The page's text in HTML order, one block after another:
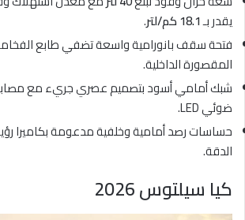
يقدر بـ18.1 كم/لتر
.
فتحة سقف بانورامية واسعة تضفي طابع
المقصورة الداخلية.
شبك أمامي أسود بتصميم عصري جريء مع
ضوئي LED.
حساسات رصد أمامية وخلفية مدعومة بكاميرا
الدقة.
كيا سيلتوس 2026